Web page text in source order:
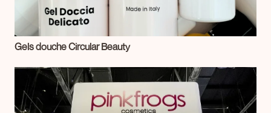
Gels douche Circular Beauty